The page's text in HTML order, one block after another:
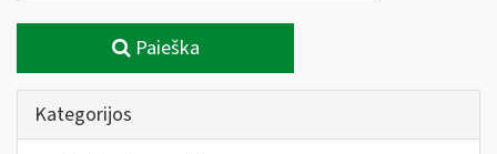
Paieška
Kategorijos